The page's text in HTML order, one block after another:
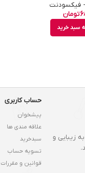
تومان
سبد خرید
زیبایی و
حساب کاربری
پیشخوان
علاقه مندی ها
سبدخرید
تسویه حساب
قوانین و مقررات